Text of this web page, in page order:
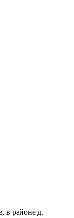
в районе д.